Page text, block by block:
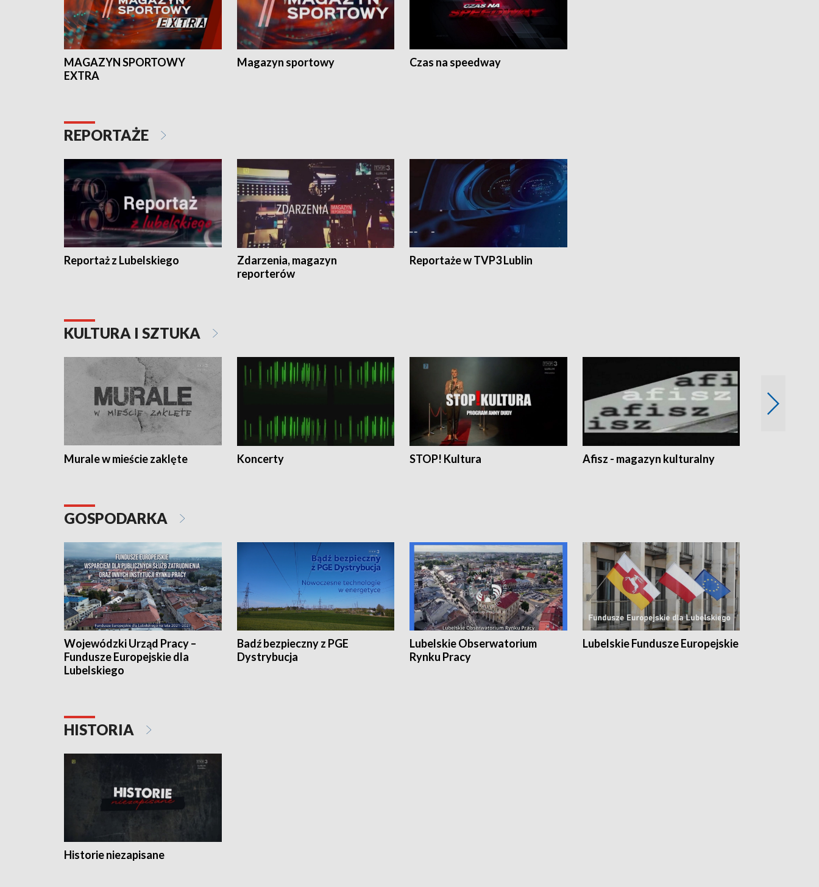
MAGAZYN SPORTOWY
EXTRA
Magazyn sportowy Czas na speedway
REPORTAŻE
Reportaż z Lubelskiego
Zdarzenia, magazyn
reporterów
Reportaże w TVP3 Lublin
KULTURA I SZTUKA
Murale w mieście zaklęte Koncerty STOP! Kultura Afisz - magazyn kulturalny
GOSPODARKA
Wojewódzki Urząd Pracy –
Fundusze Europejskie dla
Lubelskiego
Badź bezpieczny z PGE
Dystrybucja
Lubelskie Obserwatorium
Rynku Pracy
Lubelskie Fundusze Europejskie
HISTORIA
Historie niezapisane